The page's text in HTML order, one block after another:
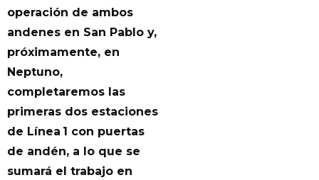
operación de ambos
andenes en San Pablo y,
próximamente, en
Neptuno,
completaremos las
primeras dos estaciones
de Línea 1 con puertas
de andén, a lo que se
sumará el trabajo en